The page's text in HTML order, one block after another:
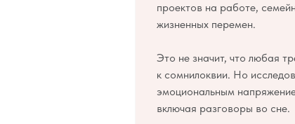
проектов на работе,
жизненных перемен.
Это не значит, что любая
к сомнилоквии. Но
эмоциональным
включая разговоры во сне.